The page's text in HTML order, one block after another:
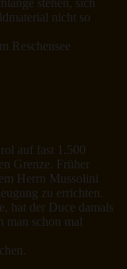
nicht so
Reschensee
auf fast 1.500
Grenze. Früher
Herrn Mussolini
zu errichten.
hat der Duce damals
man schon mal